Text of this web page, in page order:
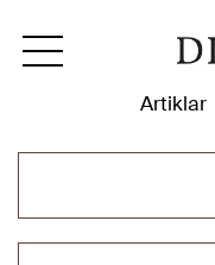
Artiklar